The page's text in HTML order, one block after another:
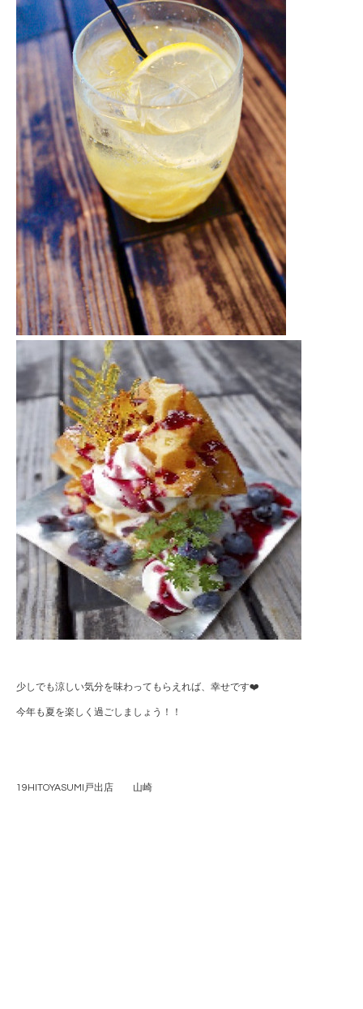
少しでも涼しい気分を味わってもらえれば、幸せです❤️
今年も夏を楽しく過ごしましょう！！
19HITOYASUMI戸出店 山崎